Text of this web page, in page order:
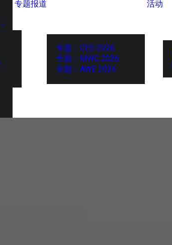
专题报道
专题：CES 2026
专题：MWC 2026
专题：AWE 2026
活动